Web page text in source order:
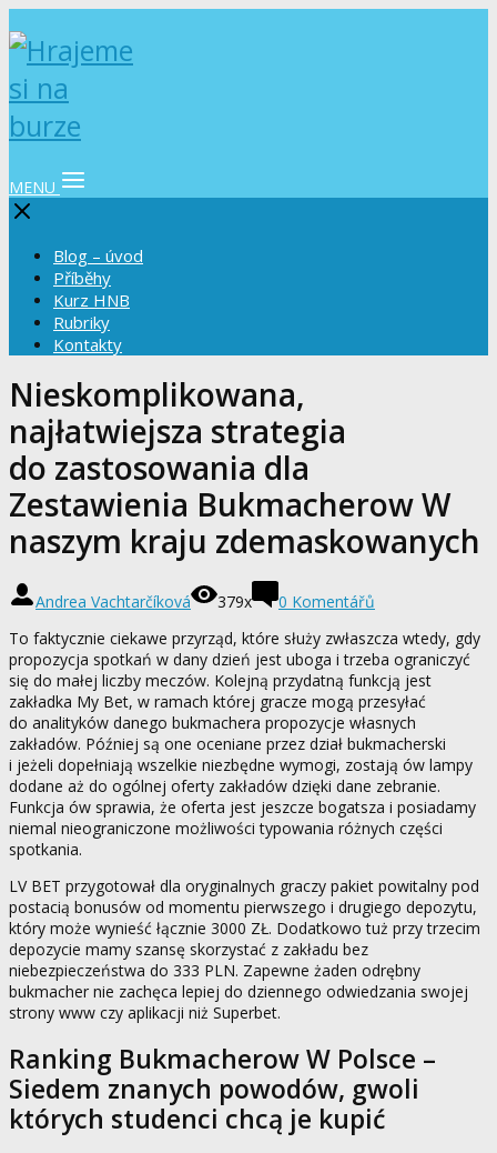
MENU
Blog – úvod
Příběhy
Kurz HNB
Rubriky
Kontakty
Nieskomplikowana,
najłatwiejsza strategia
do zastosowania dla
Zestawienia Bukmacherow W
naszym kraju zdemaskowanych
Andrea Vachtarčíková 379x
0 Komentářů
To faktycznie ciekawe przyrząd, które służy zwłaszcza wtedy, gdy
propozycja spotkań w dany dzień jest uboga i trzeba ograniczyć
się do małej liczby meczów. Kolejną przydatną funkcją jest
zakładka My Bet, w ramach której gracze mogą przesyłać
do analityków danego bukmachera propozycje własnych
zakładów. Później są one oceniane przez dział bukmacherski
i jeżeli dopełniają wszelkie niezbędne wymogi, zostają ów lampy
dodane aż do ogólnej oferty zakładów dzięki dane zebranie.
Funkcja ów sprawia, że oferta jest jeszcze bogatsza i posiadamy
niemal nieograniczone możliwości typowania różnych części
spotkania.
LV BET przygotował dla oryginalnych graczy pakiet powitalny pod
postacią bonusów od momentu pierwszego i drugiego depozytu,
który może wynieść łącznie 3000 ZŁ. Dodatkowo tuż przy trzecim
depozycie mamy szansę skorzystać z zakładu bez
niebezpieczeństwa do 333 PLN. Zapewne żaden odrębny
bukmacher nie zachęca lepiej do dziennego odwiedzania swojej
strony www czy aplikacji niż Superbet.
Ranking Bukmacherow W Polsce –
Siedem znanych powodów, gwoli
których studenci chcą je kupić